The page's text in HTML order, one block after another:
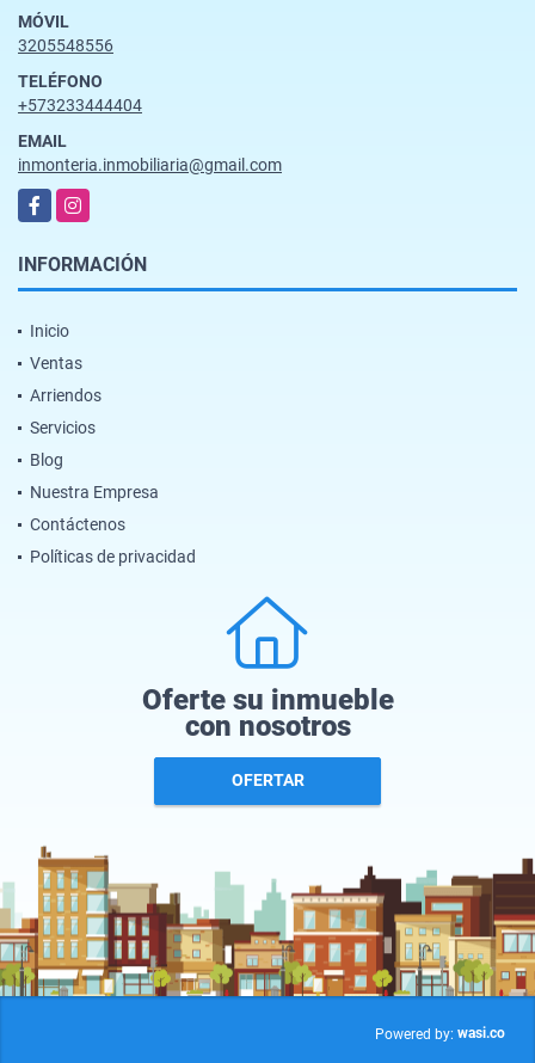
MÓVIL
3205548556
TELÉFONO
+573233444404
EMAIL
inmonteria.inmobiliaria@gmail.com
FacebookInstagram
INFORMACIÓN
Inicio
Ventas
Arriendos
Servicios
Blog
Nuestra Empresa
Contáctenos
Políticas de privacidad
Oferte su inmueble
con nosotros
OFERTAR
Powered by: wasi.co